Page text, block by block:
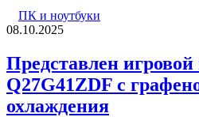
ПК и ноутбуки
08.10.2025
Представлен
Q27G41ZDF с
охлаждения